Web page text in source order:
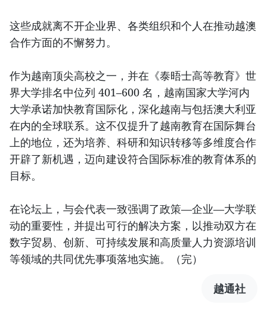
这些成就离不开企业界、各类组织和个人在推动越澳
合作方面的不懈努力。
作为越南顶尖高校之一，并在《泰晤士高等教育》世
界大学排名中位列 401–600 名，越南国家大学河内
大学承诺加快教育国际化，深化越南与包括澳大利亚
在内的全球联系。这不仅提升了越南教育在国际舞台
上的地位，还为培养、科研和知识转移等多维度合作
开辟了新机遇，迈向建设符合国际标准的教育体系的
目标。
在论坛上，与会代表一致强调了政策—企业—大学联
动的重要性，并提出可行的解决方案，以推动双方在
数字贸易、创新、可持续发展和高质量人力资源培训
等领域的共同优先事项落地实施。（完）
越通社